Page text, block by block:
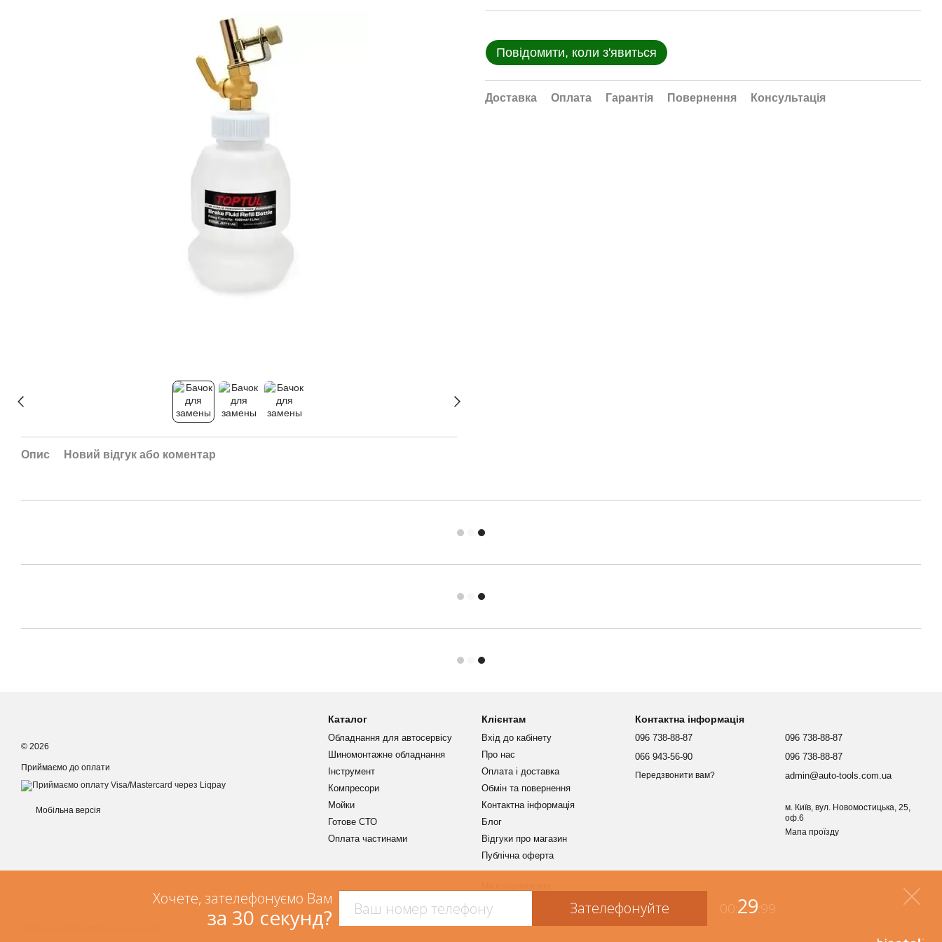
Опис Новий відгук або коментар
Повідомити, коли з'явиться
Доставка Оплата Гарантія Повернення Консультація
© 2026
Приймаємо до оплати
Мобільна версія
Каталог
Обладнання для автосервісу
Шиномонтажне обладнання
Інструмент
Компресори
Мойки
Готове СТО
Оплата частинами
Клієнтам
Вхід до кабінету
Про нас
Оплата і доставка
Обмін та повернення
Контактна інформація
Блог
Відгуки про магазин
Публічна оферта
Контактна інформація
096 738-88-87
066 943-56-90
Передзвонити вам?
096 738-88-87
096 738-88-87
admin@auto-tools.com.ua
м. Київ, вул. Новомостицька, 25,
оф.6
Мапа проїзду
Хочете, зателефонуємо Вам
за 30 секунд? Зателефонуйте 00:29:99